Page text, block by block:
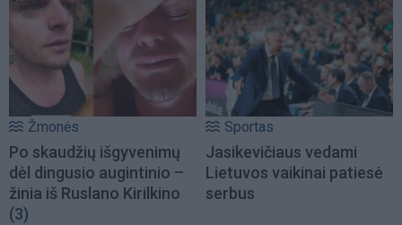
Žmonės
Po skaudžių išgyvenimų
dėl dingusio augintinio –
žinia iš Ruslano Kirilkino
(3)
Sportas
Jasikevičiaus vedami
Lietuvos vaikinai patiesė
serbus